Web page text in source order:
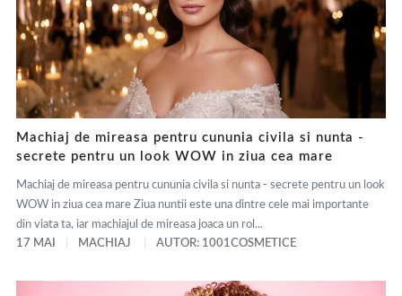
Machiaj de mireasa pentru cununia civila si nunta -
secrete pentru un look WOW in ziua cea mare
Machiaj de mireasa pentru cununia civila si nunta - secrete pentru un look
WOW in ziua cea mare Ziua nuntii este una dintre cele mai importante
din viata ta, iar machiajul de mireasa joaca un rol...
17 MAI
MACHIAJ AUTOR: 1001COSMETICE